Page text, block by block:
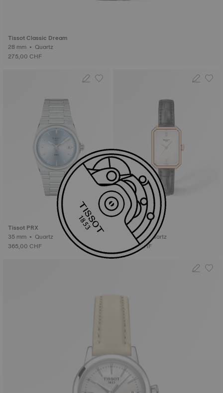
Tissot Classic Dream
28 mm • Quartz
275,00 CHF
Tissot PRX
35 mm • Quartz
365,00 CHF
Nouveauté
Tissot SRV
21.8 mm • Quartz
385,00 CHF